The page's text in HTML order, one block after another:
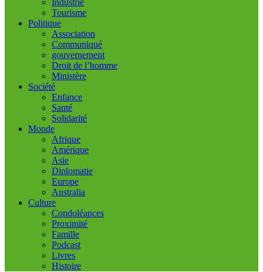
Industrie
Tourisme
Politique
Association
Communiqué
gouvernement
Droit de l’homme
Ministère
Société
Enfance
Santé
Solidarité
Monde
Afrique
Amérique
Asie
Diplomatie
Europe
Australia
Culture
Condoléances
Proximité
Famille
Podcast
Livres
Histoire